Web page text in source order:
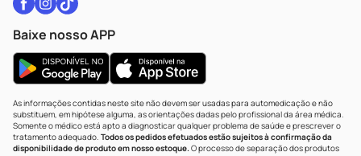
radiante.
QUAL O MELHOR FATOR DE PROTETOR
SOLAR PARA O ROSTO?
Na hora de escolher o protetor solar de rosto, é
importante considerar o fator de proteção solar (FPS)
mais adequado para as suas necessidades.
O FPS indica o tempo de proteção que o produto oferece
em relação à exposição ao sol. Para o rosto, é
Baixe nosso APP
As informações contidas neste site não devem ser usadas para automedicação e não
substituem, em hipótese alguma, as orientações dadas pelo profissional da área médica.
Somente o médico está apto a diagnosticar qualquer problema de saúde e prescrever o
tratamento adequado. Todos os pedidos efetuados estão sujeitos à confirmação da
disponibilidade de produto em nosso estoque.O processo de separação dos produtos